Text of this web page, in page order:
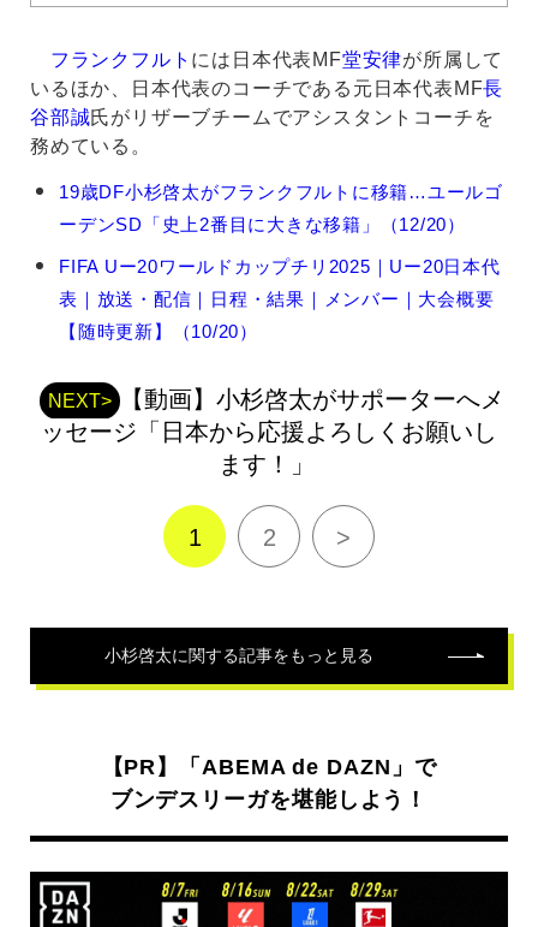
フランクフルト には日本代表MF堂安律が所属して
いるほか、日本代表のコーチである元日本代表MF長
谷部誠氏がリザーブチームでアシスタントコーチを
務めている。
小
太
事
19歳DF小杉啓太がフランクフルトに移籍…ユールゴ
ーデンSD「史上2番目に大きな移籍」（12/20）
FIFA Uー20ワールドカップチリ2025｜Uー20日本代
表｜放送・配信｜日程・結果｜メンバー｜大会概要
【随時更新】（10/20）
NEXT>
【動画】小杉啓太がサポーターへメ
ッセージ「日本から応援よろしくお願いし
ます！」
1 2 >
小杉啓太に関する記事をもっと見る
【PR】「ABEMA de DAZN」で
ブンデスリーガを堪能しよう！